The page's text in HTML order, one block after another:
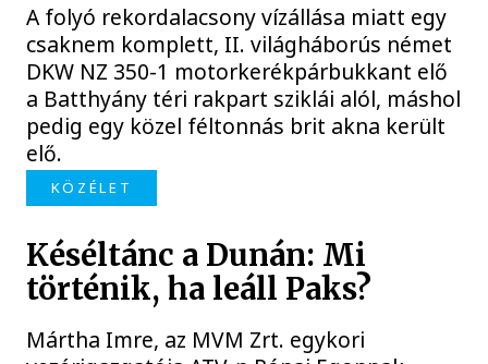
A folyó rekordalacsony vízállása miatt egy
csaknem komplett, II. világháborús német
DKW NZ 350-1 motorkerékpárbukkant elő
a Batthyány téri rakpart sziklái alól, máshol
pedig egy közel féltonnás brit akna került
elő.
KÖZÉLET
Késéltánc a Dunán: Mi
történik, ha leáll Paks?
Mártha Imre, az MVM Zrt. egykori